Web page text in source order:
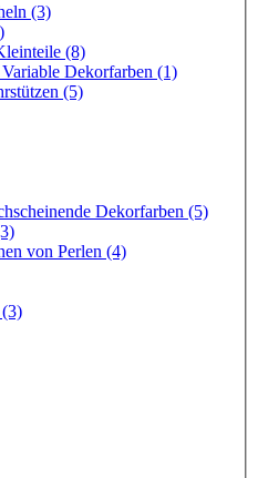
(3)
(8)
Dekorfarben (1)
(5)
Dekorfarben (5)
von Perlen (4)